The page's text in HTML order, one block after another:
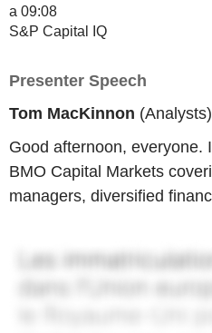
a 09:08
S&P Capital IQ
Presenter Speech
Tom MacKinnon (Analysts)
Good afternoon, everyone.
BMO Capital Markets
managers, diversified